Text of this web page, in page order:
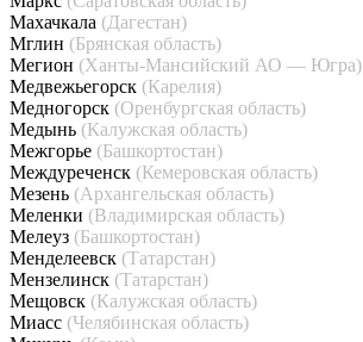
Махачкала (Дагестан)
Мглин (Брянская область)
Мегион (Ханты-Мансийский АО — Югра)
Медвежьегорск (Карелия)
Медногорск (Оренбургская область)
Медынь (Калужская область)
Межгорье (Башкортостан)
Междуреченск (Кемеровская область)
Мезень (Архангельская область)
Меленки (Владимирская область)
Мелеуз (Башкортостан)
Менделеевск (Татарстан)
Мензелинск (Татарстан)
Мещовск (Калужская область)
Миасс (Челябинская область)